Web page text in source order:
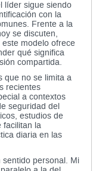
líder sigue siendo
con la
Frente a la
se discuten,
modelo ofrece
qué significa
compartida.
que no se limita a
recientes
a contextos
seguridad del
estudios de
facilitan la
diaria en las
sentido personal. Mi